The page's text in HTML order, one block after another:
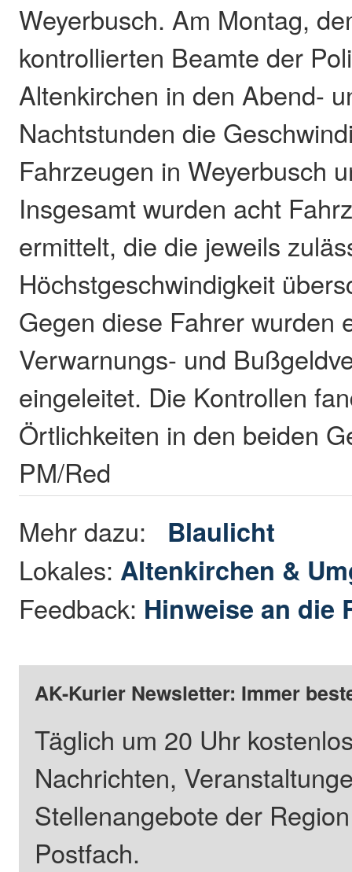
Weyerbusch. Am Montag,
kontrollierten Beamte der
Altenkirchen in den Abend-
Nachtstunden die
Fahrzeugen in Weyerbusch
Insgesamt wurden acht
ermittelt, die die jeweils
Höchstgeschwindigkeit
Gegen diese Fahrer wurden
Verwarnungs- und
eingeleitet. Die Kontrollen
Örtlichkeiten in den beiden
PM/Red
Mehr dazu: Blaulicht
Lokales: Altenkirchen &
Feedback: Hinweise an die
AK-Kurier Newsletter: Immer
Täglich um 20 Uhr
Nachrichten,
Stellenangebote der
Postfach.